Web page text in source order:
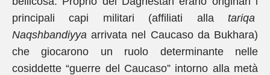
principali capi militari (affiliati alla tariqa
Naqshbandiyyaarrivata nel Caucaso da Bukhara)
che giocarono un ruolo determinante nelle
cosiddette “guerre del Caucaso” intorno alla metà